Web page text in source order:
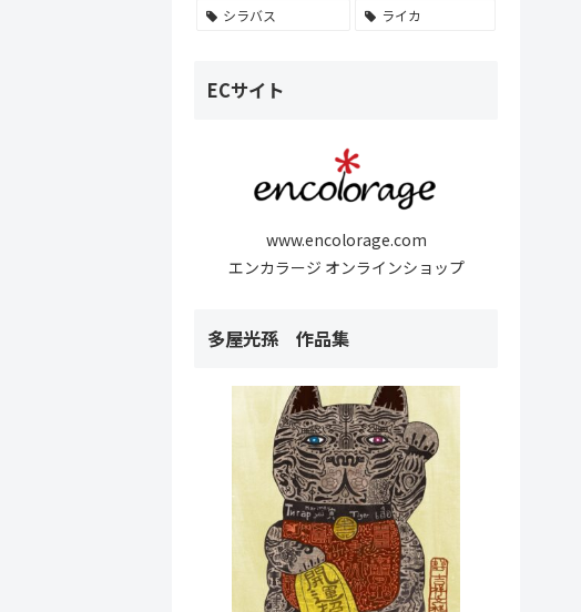
シラバス
ライカ
ECサイト
www.encolorage.com
エンカラージ オンラインショップ
多屋光孫 作品集